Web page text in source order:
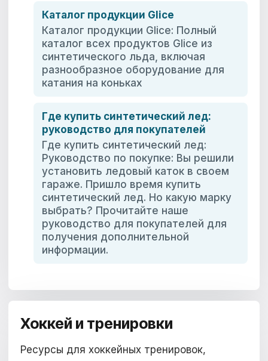
Каталог продукции Glice
Каталог продукции Glice: Полный
каталог всех продуктов Glice из
синтетического льда, включая
разнообразное оборудование для
катания на коньках
Где купить синтетический лед:
руководство для покупателей
Где купить синтетический лед:
Руководство по покупке: Вы решили
установить ледовый каток в своем
гараже. Пришло время купить
синтетический лед. Но какую марку
выбрать? Прочитайте наше
руководство для покупателей для
получения дополнительной
информации.
Хоккей и тренировки
Ресурсы для хоккейных тренировок,